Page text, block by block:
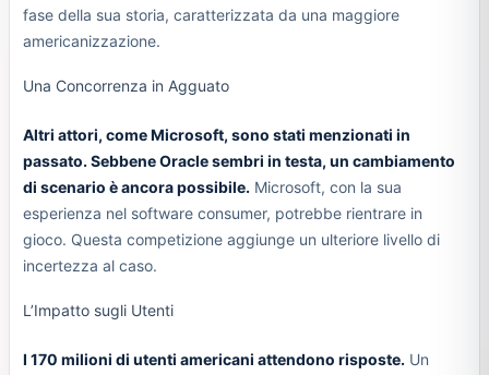
fase della sua storia, caratterizzata da una maggiore
americanizzazione.
Una Concorrenza in Agguato
Altri attori, come Microsoft, sono stati menzionati in
passato. Sebbene Oracle sembri in testa, un cambiamento
di scenario è ancora possibile. Microsoft, con la sua
esperienza nel software consumer, potrebbe rientrare in
gioco. Questa competizione aggiunge un ulteriore livello di
incertezza al caso.
L’Impatto sugli Utenti
I 170 milioni di utenti americani attendono risposte. Un